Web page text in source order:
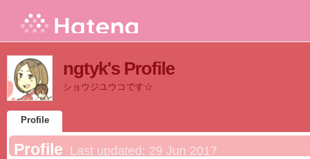
ngtyk's Profile
ショウジユウコです☆
Profile
Profile Last updated: 29 Jun 2017